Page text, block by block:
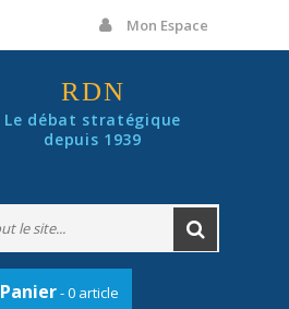
Mon Espace
RDN
Le débat stratégique
depuis 1939
Panier- 0 article